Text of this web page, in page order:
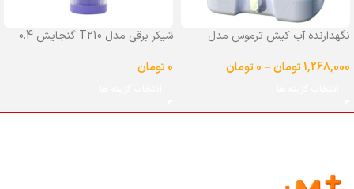
نگهدارنده آب کیش ترموس مدل
1,268,000تومان–
0تومان
شیکر برقی مدل T210 گنجایش 0.4
0تومان